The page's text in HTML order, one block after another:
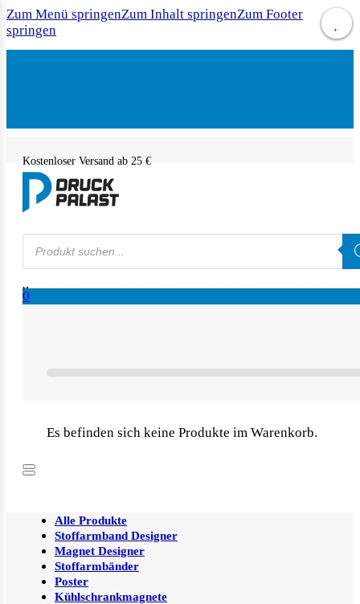
Zum Menü springenZum Inhalt springenZum Footer
springen
Kostenloser Versand ab 25 €
Products
search
0
Es befinden sich keine Produkte im Warenkorb.
Alle Produkte
Stoffarmband Designer
Magnet Designer
Stoffarmbänder
Poster
Kühlschrankmagnete